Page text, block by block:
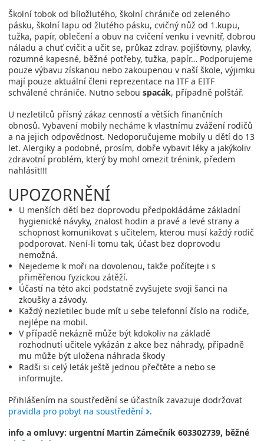
Školní tobok od bíložlutého, školní chrániče od zeleného
pásku, školní lapu od žlutého pásku, cvičný nůž od 1.kupu,
tužka, papír, oblečení a obuv na cvičení venku i vevnitř, dobrou
náladu a chuť cvičit a učit se, průkaz zdrav. pojišťovny, plavky,
rozumné kapesné, běžné potřeby, tužka, papír… Podporujeme
pouze výbavu získanou nebo zakoupenou v naší škole, výjimku
mají pouze aktuální členi reprezentace na ITF a EITF
schválené chrániče. Nutno sebou spacák, případně polštář.
U nezletilců přísný zákaz cenností a větších finančních
obnosů. Vybavení mobily necháme k vlastnímu zvážení rodičů
a na jejich odpovědnost. Nedoporučujeme mobily u dětí do 13
let. Alergiky a podobné, prosím, dobře vybavit léky a jakýkoliv
zdravotní problém, který by mohl omezit trénink, předem
nahlásit!!!
UPOZORNĚNÍ
U menších dětí bez doprovodu předpokládáme základní
hygienické návyky, znalost hodin a pravé a levé strany a
schopnost komunikovat s učitelem, kterou musí každý rodič
podporovat. Není-li tomu tak, účast bez doprovodu
nemožná.
Nejedeme k moři na dovolenou, takže počítejte i s
přiměřenou fyzickou zátěží.
Účastí na této akci podstatně zvyšujete svoji šanci na
zkoušky a závody.
Každý nezletilec bude mít u sebe telefonní číslo na rodiče,
nejlépe na mobil.
V případě nekázně může být kdokoliv na základě
rozhodnutí učitele vykázán z akce bez náhrady, případně
mu může být uložena náhrada škody
Radši si celý leták ještě jednou přečtěte a nebo se
informujte.
Přihlášením na soustředění se účastník zavazuje dodržovat
pravidla pro pobyt na soustředění
.
info a omluvy: urgentní Martin Zámečník 603302739, běžné